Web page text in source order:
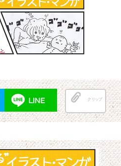
クリップ